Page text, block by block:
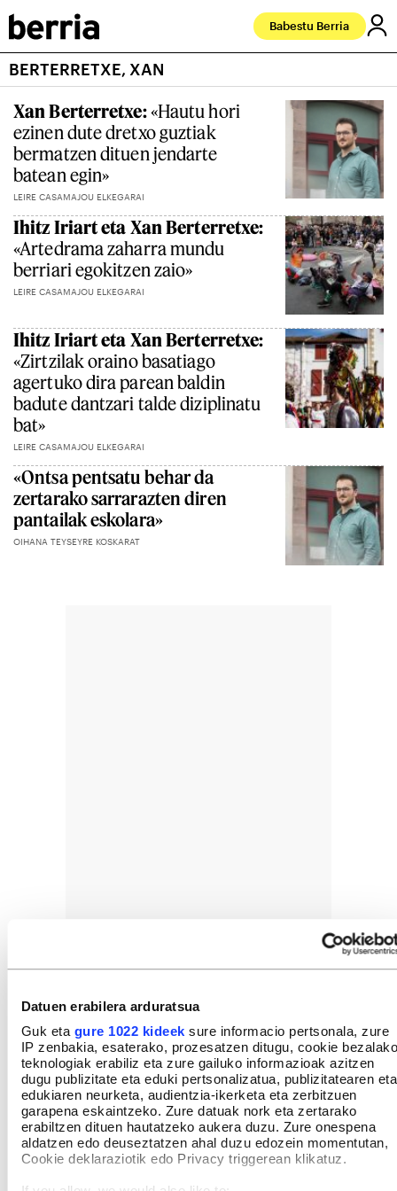
Datuen erabilera arduratsua
Guk eta gure 1022 kideek sure informacio pertsonala, zure
IP zenbakia, esaterako, prozesatzen ditugu, cookie bezalako
teknologiak erabiliz eta zure gailuko informazioak azitzen
dugu publizitate eta eduki pertsonalizatua, publizitatearen eta
edukiaren neurketa, audientzia-ikerketa eta zerbitzuen
garapena eskaintzeko. Zure datuak nork eta zertarako
erabiltzen dituen hautatzeko aukera duzu. Zure onespena
aldatzen edo deuseztatzen ahal duzu edozein momentutan,
Cookie deklaraziotik edo Privacy triggerean klikatuz.
Babestu Berria
BERTERRETXE, XAN
Xan Berterretxe:«Hautu hori
ezinen dute dretxo guztiak
bermatzen dituen jendarte
batean egin»
LEIRE CASAMAJOU ELKEGARAI
Ihitz Iriart eta Xan Berterretxe:
«Artedrama zaharra mundu
berriari egokitzen zaio»
LEIRE CASAMAJOU ELKEGARAI
Ihitz Iriart eta Xan Berterretxe:
«Zirtzilak oraino basatiago
agertuko dira parean baldin
badute dantzari talde diziplinatu
bat»
LEIRE CASAMAJOU ELKEGARAI
«Ontsa pentsatu behar da
zertarako sarrarazten diren
pantailak eskolara»
OIHANA TEYSEYRE KOSKARAT